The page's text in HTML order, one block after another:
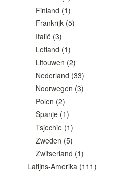
Finland (1)
Frankrijk (5)
Italië (3)
Letland (1)
Litouwen (2)
Nederland (33)
Noorwegen (3)
Polen (2)
Spanje (1)
Tsjechie (1)
Zweden (5)
Zwitserland (1)
Latijns-Amerika (111)